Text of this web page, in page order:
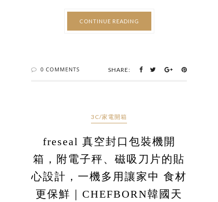
CONTINUE READING
0 COMMENTS SHARE:
3C/家電開箱
freseal 真空封口包裝機開
箱，附電子秤、磁吸刀片的貼
心設計，一機多用讓家中 食材
更保鮮｜CHEFBORN韓國天